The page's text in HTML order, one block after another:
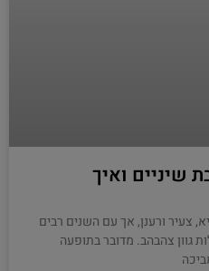
שיניים ואיך
צעיר ורענן, אך עם השנים רבים
גוון צהבהב. מדובר בתופעה